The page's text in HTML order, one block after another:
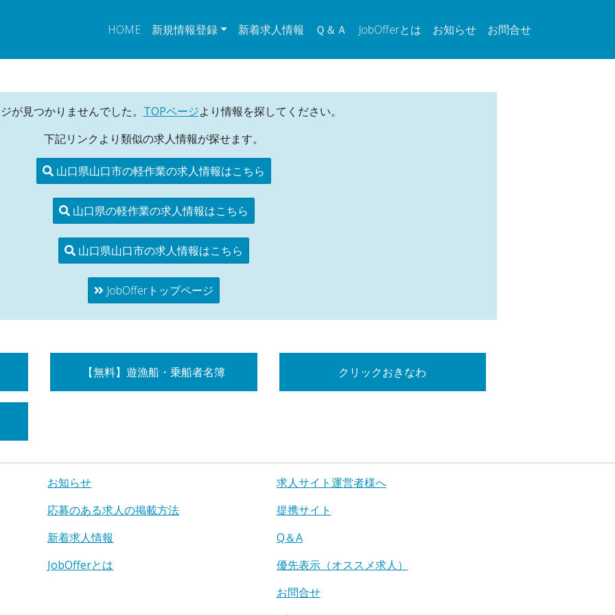
HOME 新規情報登録 新着求人情報 Ｑ＆Ａ JobOfferとは お知らせ お問合せ
が見つかりませんでした。 TOPページより情報を探してください。
下記リンクより類似の求人情報が探せます。
山口県山口市の軽作業の求人情報はこちら
山口県の軽作業の求人情報はこちら
山口県山口市の求人情報はこちら
JobOfferトップページ
【無料】遊漁船・乗船者名簿 クリックおきなわ
お知らせ
応募のある求人の掲載方法
新着求人情報
JobOfferとは
求人サイト運営者様へ
提携サイト
Q＆A
優先表示（オススメ求人）
お問合せ